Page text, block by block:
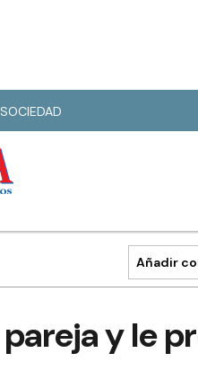
SOCIEDAD
Añadir
y le